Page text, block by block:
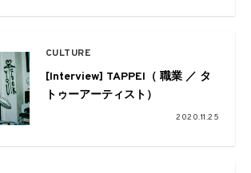
CULTURE
[Interview] TAPPEI（ 職業 ／ タ
トゥーアーティスト）
2020.11.25